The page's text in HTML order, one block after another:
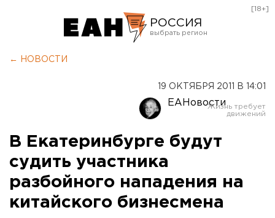
РОССИЯ
Оренбург
[18+]
← НОВОСТИ
19 ОКТЯБРЯ 2011 В 14:01
ЕАНовости
В Екатеринбурге будут
судить участника
разбойного нападения на
китайского бизнесмена